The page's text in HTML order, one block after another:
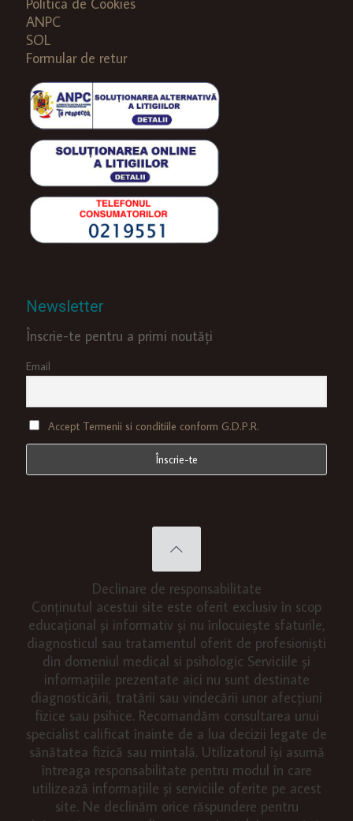
ANPC
SOL
Formular de retur
Newsletter
Înscrie-te pentru a primi noutăți
Email
Accept Termenii si conditiile conform G.D.P.R.
Declinare de responsabilitate
Conținutul acestui site este oferit exclusiv în scop
educațional și informativ și nu înlocuiește sfaturile,
diagnosticul sau tratamentul oferit de profesioniști
din domeniul medical si psihologic Serviciile și
informațiile prezentate aici nu sunt destinate
diagnosticării, tratării sau vindecării unor afecțiuni
fizice sau psihice. Recomandăm consultarea unui
specialist calificat înainte de a lua decizii legate de
sănătatea fizică sau mintală. Utilizatorul își asumă
întreaga responsabilitate pentru modul în care
utilizează informațiile și serviciile oferite pe acest
site. Ne declinăm orice răspundere pentru